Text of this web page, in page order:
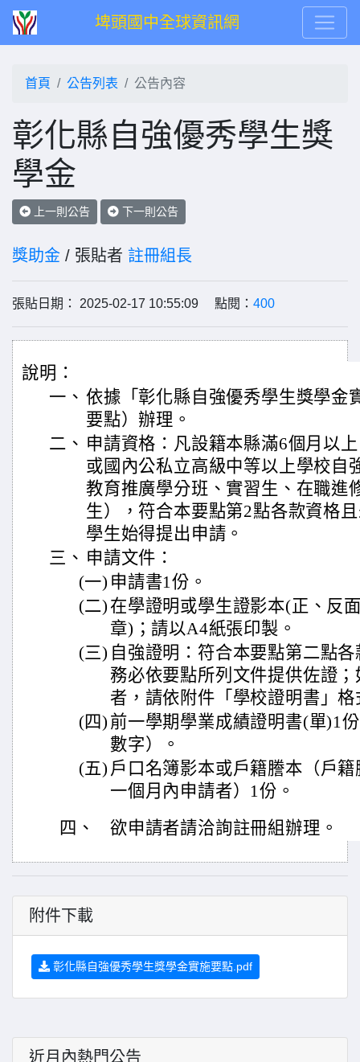
埤頭國中全球資訊網
首頁 公告列表 公告內容
彰化縣自強優秀學生獎
學金
上一則公告 下一則公告
獎助金 / 張貼者 註冊組長
張貼日期： 2025-02-17 10:55:09 點閱： 400
說明：
一、 依據「彰化縣自強優秀學生獎學金
要點）辦理。
二、 申請資格：凡設籍本縣滿6個月以
或國內公私立高級中等以上學校自
教育推廣學分班、實習生、在職進
生），符合本要點第2點各款資格
學生始得提出申請。
三、 申請文件：
(一) 申請書1份。
(二) 在學證明或學生證影本(正、反
章)；請以A4紙張印製。
(三) 自強證明：符合本要點第二點
務必依要點所列文件提供佐證
者，請依附件「學校證明書」
(四) 前一學期學業成績證明書(單)1
數字）。
(五) 戶口名簿影本或戶籍謄本（戶
一個月內申請者）1份。
四、 欲申請者請洽詢註冊組辦理。
附件下載
彰化縣自強優秀學生獎學金實施要點.pdf
近月內熱門公告